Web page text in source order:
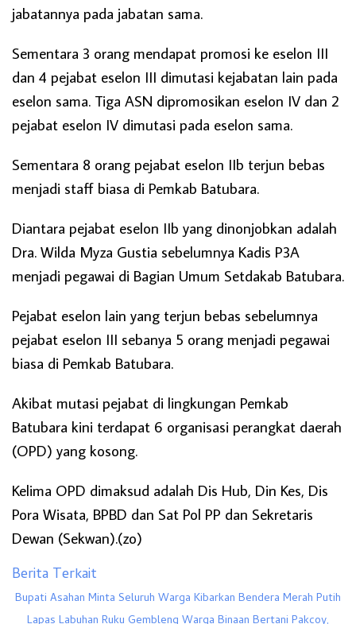
jabatannya pada jabatan sama.
Sementara 3 orang mendapat promosi ke eselon III
dan 4 pejabat eselon III dimutasi kejabatan lain pada
eselon sama. Tiga ASN dipromosikan eselon IV dan 2
pejabat eselon IV dimutasi pada eselon sama.
Sementara 8 orang pejabat eselon IIb terjun bebas
menjadi staff biasa di Pemkab Batubara.
Diantara pejabat eselon IIb yang dinonjobkan adalah
Dra. Wilda Myza Gustia sebelumnya Kadis P3A
menjadi pegawai di Bagian Umum Setdakab Batubara.
Pejabat eselon lain yang terjun bebas sebelumnya
pejabat eselon III sebanya 5 orang menjadi pegawai
biasa di Pemkab Batubara.
Akibat mutasi pejabat di lingkungan Pemkab
Batubara kini terdapat 6 organisasi perangkat daerah
(OPD) yang kosong.
Kelima OPD dimaksud adalah Dis Hub, Din Kes, Dis
Pora Wisata, BPBD dan Sat Pol PP dan Sekretaris
Dewan (Sekwan).(zo)
Berita Terkait
Bupati Asahan Minta Seluruh Warga Kibarkan Bendera Merah Putih